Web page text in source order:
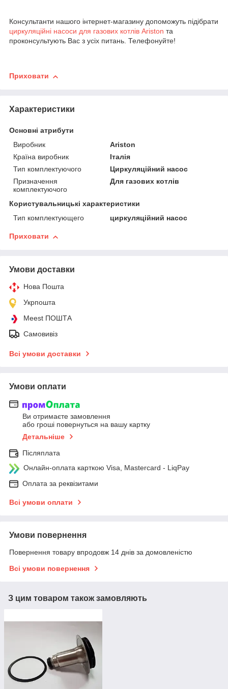
Консультанти нашого інтернет-магазину допоможуть підібрати
циркуляційні насоси для газових котлів Ariston та
проконсультують Вас з усіх питань. Телефонуйте!
Приховати
Характеристики
Основні атрибути
Виробник
Ariston
Країна виробник
Італія
Тип комплектуючого
Циркуляційний насос
Призначення
комплектуючого
Для газових котлів
Користувальницькі характеристики
Тип комплектующего
циркуляційний насос
Приховати
Умови доставки
Нова Пошта
Укрпошта
Meest ПОШТА
Самовивіз
Всі умови доставки
Умови оплати
Ви отримаєте замовлення
або гроші повернуться на вашу картку
Детальніше
Післяплата
Онлайн-оплата карткою Visa, Mastercard - LiqPay
Оплата за реквізитами
Всі умови оплати
Умови повернення
Повернення товару впродовж 14 днів за домовленістю
Всі умови повернення
З цим товаром також замовляють